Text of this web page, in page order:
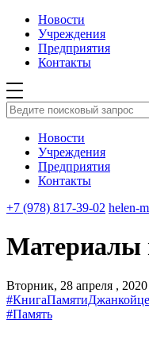
Новости
Учреждения
Предприятия
Контакты
Новости
Учреждения
Предприятия
Контакты
+7 (978) 817-39-02 helen-
Материалы
Вторник, 28 апреля , 2020
#Память